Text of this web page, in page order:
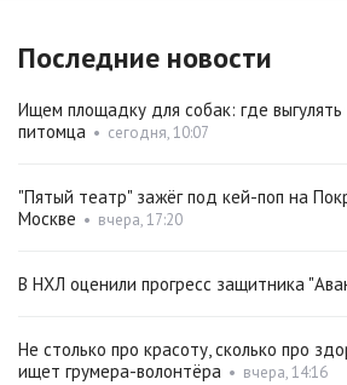
Последние новости
Ищем площадку для собак: где
питомца • сегодня, 10:07
"Пятый театр" зажёг под кей-поп на
Москве • вчера, 17:20
В НХЛ оценили прогресс защитника
Не столько про красоту, сколько про
ищет грумера-волонтёра • вчера, 14:16